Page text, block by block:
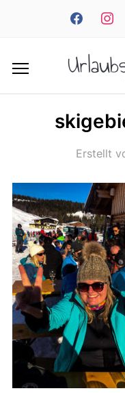
facebook
Erstellt